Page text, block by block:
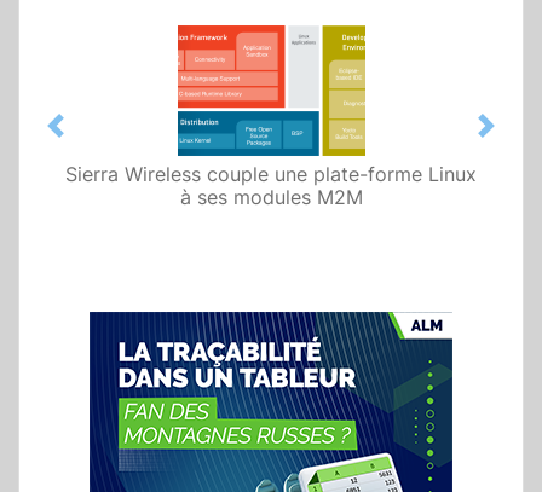
Sierra Wireless couple une plate-forme Linux
à ses modules M2M
Previous Next